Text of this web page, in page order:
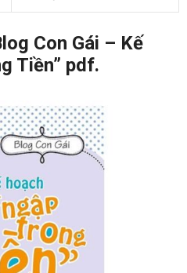
Con Gái – Kế
Tiền” pdf.